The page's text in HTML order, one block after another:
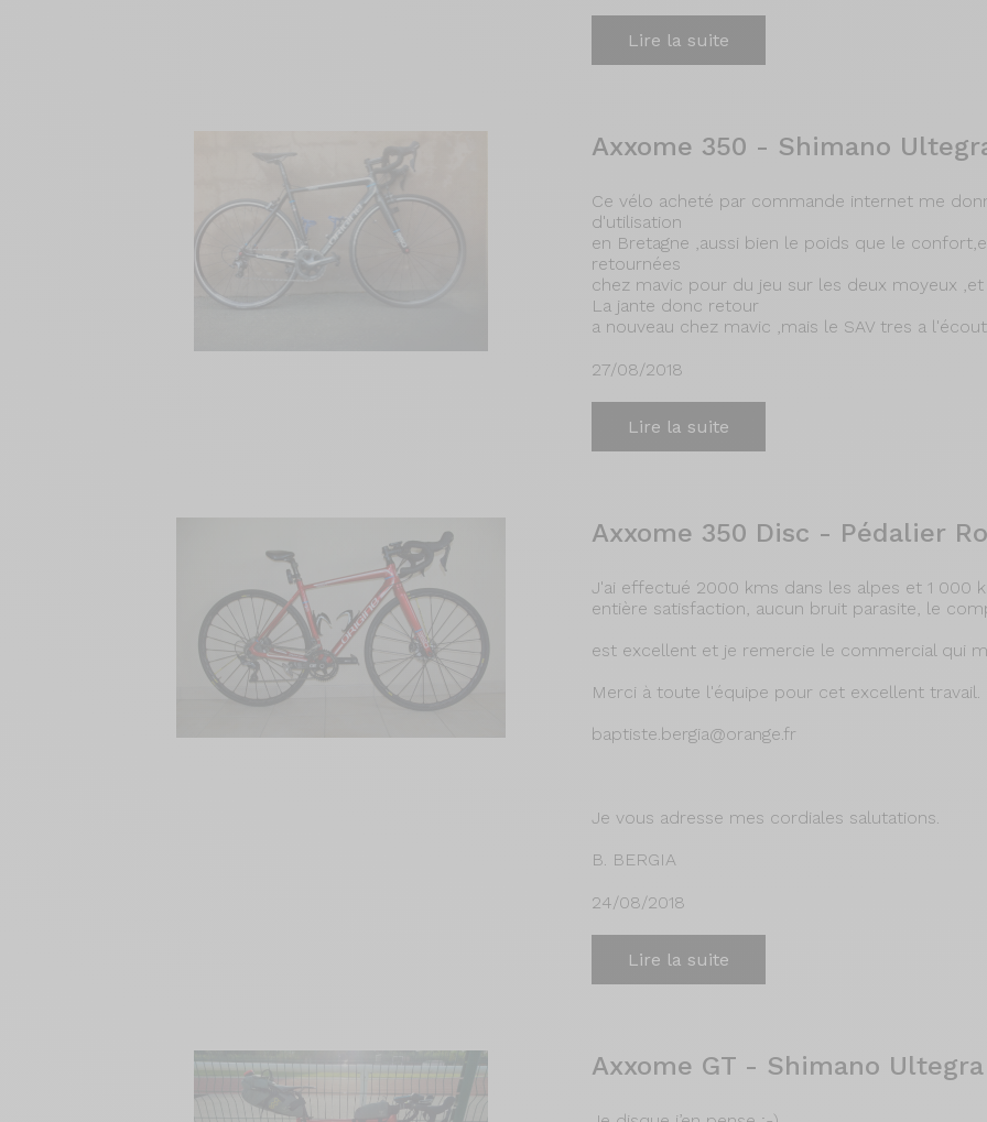
Lire la suite
Axxome 350 - Shimano
Ce vélo acheté par commande internet me
d'utilisation
en Bretagne ,aussi bien le poids que le
retournées
chez mavic pour du jeu sur les deux moyeux
La jante donc retour
a nouveau chez mavic ,mais le SAV tres a
27/08/2018
Lire la suite
Axxome 350 Disc - Pédalier
J'ai effectué 2000 kms dans les alpes et 1 000
entière satisfaction, aucun bruit parasite, le
est excellent et je remercie le commercial qui
Merci à toute l'équipe pour cet excellent travail.
baptiste.bergia@orange.fr
Je vous adresse mes cordiales salutations.
B. BERGIA
24/08/2018
Lire la suite
Axxome GT - Shimano